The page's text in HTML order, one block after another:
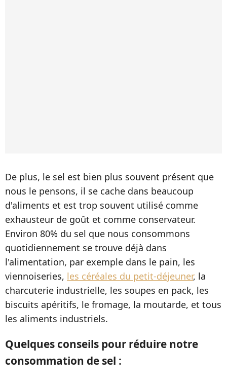
De plus, le sel est bien plus souvent présent que
nous le pensons, il se cache dans beaucoup
d'aliments et est trop souvent utilisé comme
exhausteur de goût et comme conservateur.
Environ 80% du sel que nous consommons
quotidiennement se trouve déjà dans
l'alimentation, par exemple dans le pain, les
viennoiseries, les céréales du petit-déjeuner, la
charcuterie industrielle, les soupes en pack, les
biscuits apéritifs, le fromage, la moutarde, et tous
les aliments industriels.
Quelques conseils pour réduire notre
consommation de sel :